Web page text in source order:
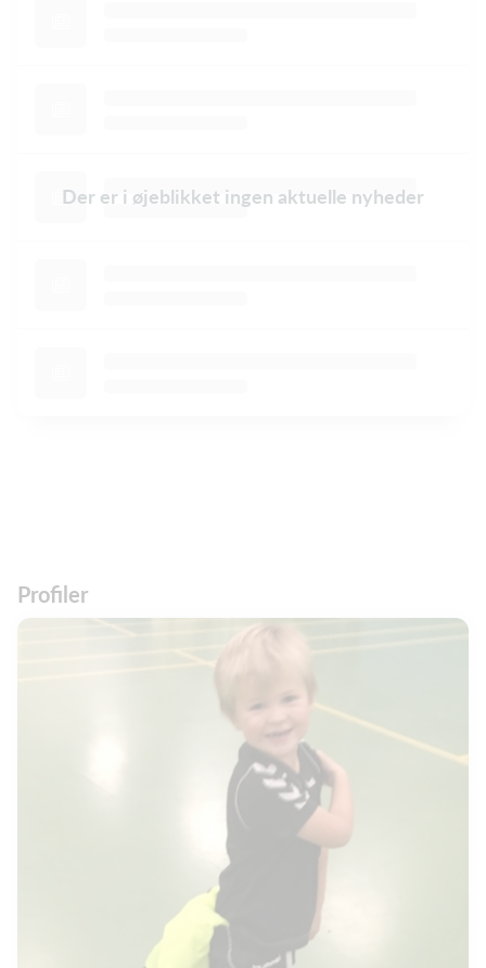
Der er i øjeblikket ingen aktuelle nyheder
Profiler